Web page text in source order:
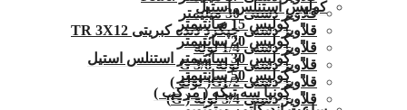
قلاویز دستی 30 میلیمتر
قلاویز دستی چپگرد دنده کبریتی TR 3X12
قلاویز دستی 1/4 لوله
قلاویز دستی لوله G 3/8
قلاویز دستی G1/2( لوله )
قلاویز دستی 3/4 لوله ( G)
کولیس استنلس استیل
کولیس 15 سانتیمتر
کولیس 20 سانتیمتر
کولیس 30 سانتیمتر استنلس استیل
کولیس 50 سانتیمتر
گونیا سه تیکه ( مرکب )